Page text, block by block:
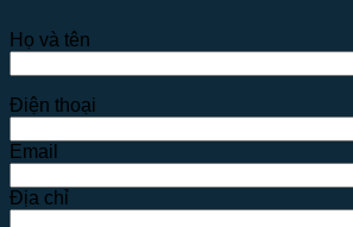
Họ và tên
Điện thoại
Email
Địa chỉ